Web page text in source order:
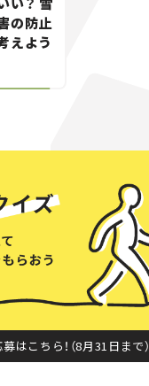
の防止
えよう
はこちら！（8月31日まで）